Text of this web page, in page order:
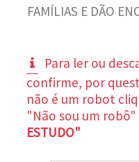
FAMÍLIAS E DÃO
Para ler ou
confirme, por
não é um robot
"Não sou um
ESTUDO"